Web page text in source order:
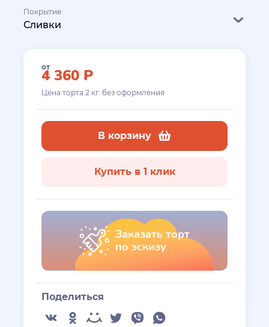
Покрытие
Сливки
от
4 360 Р
Цена торта 2 кг. без оформления
В корзину
Купить в 1 клик
Заказать торт
по эскизу
Поделиться